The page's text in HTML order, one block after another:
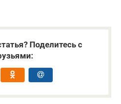
Поделитесь с